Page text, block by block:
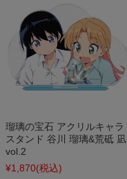
瑠璃の宝石 アクリルキャラ
スタンド 谷川 瑠璃&荒砥 凪
vol.2
¥1,870(税込)